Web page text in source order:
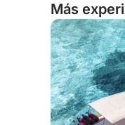
Más